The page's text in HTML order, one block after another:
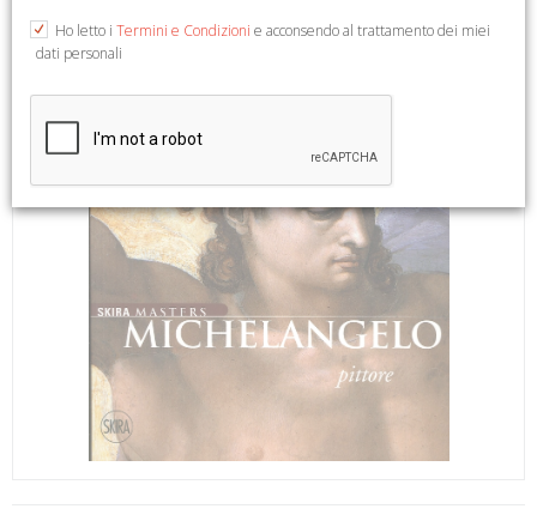
Ho letto i Termini e Condizioni e acconsendo al trattamento dei miei
dati personali